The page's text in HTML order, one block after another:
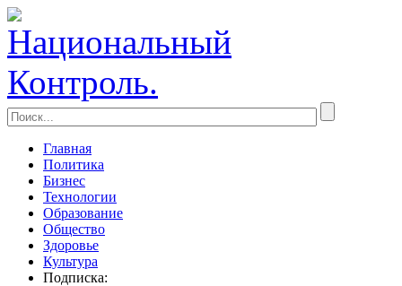
Главная
Политика
Бизнес
Технологии
Образование
Общество
Здоровье
Культура
Подписка: